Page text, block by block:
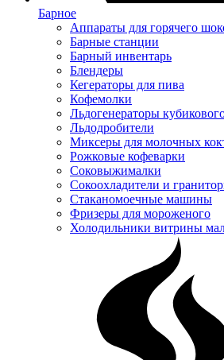
Барное
Аппараты для горячего
Барные станции
Барный инвентарь
Блендеры
Кегераторы для пива
Кофемолки
Льдогенераторы
Льдодробители
Миксеры для молочных
Рожковые кофеварки
Соковыжималки
Сокоохладители и
Стаканомоечные машины
Фризеры для мороженого
Холодильники витрины